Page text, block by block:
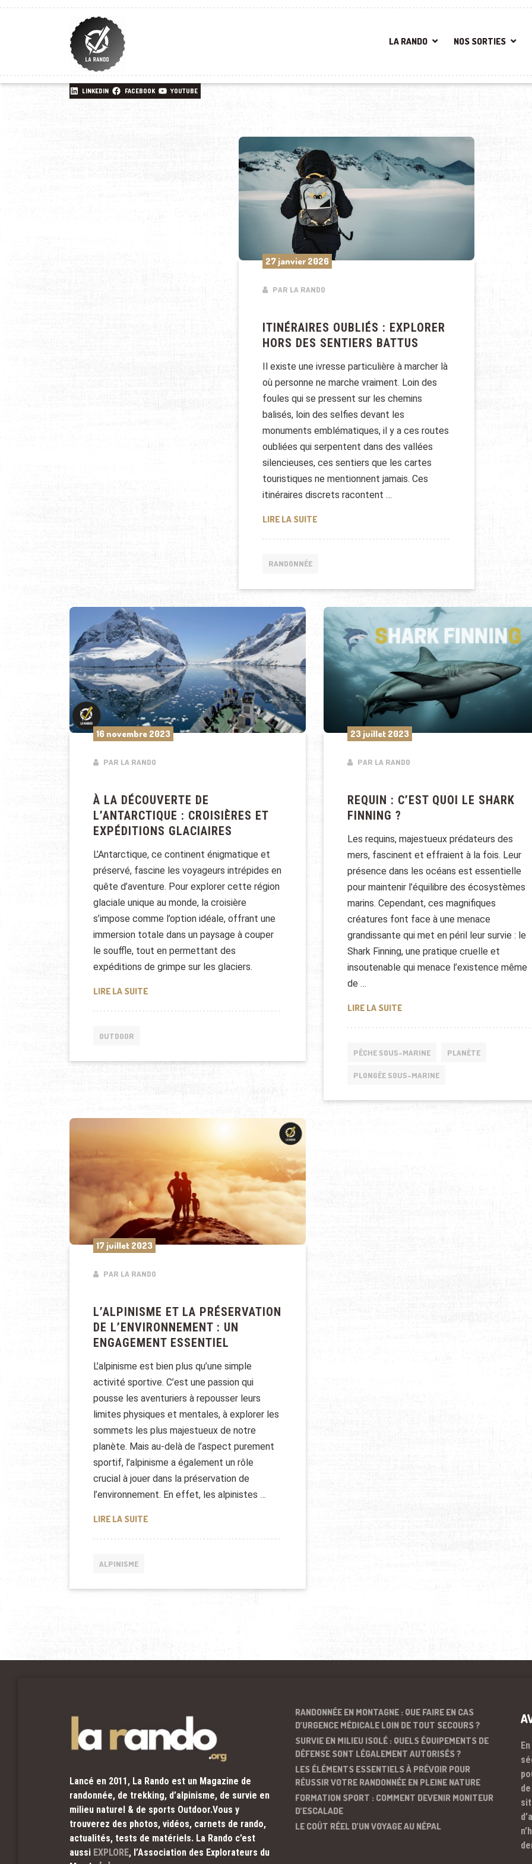
LA RANDO NOS SORTIES
LINKEDIN FACEBOOK YOUTUBE
27 janvier 2026
PAR LA RANDO
ITINÉRAIRES OUBLIÉS : EXPLORER
HORS DES SENTIERS BATTUS
Il existe une ivresse particulière à marcher là
où personne ne marche vraiment. Loin des
foules qui se pressent sur les chemins
balisés, loin des selfies devant les
monuments emblématiques, il y a ces routes
oubliées qui serpentent dans des vallées
silencieuses, ces sentiers que les cartes
touristiques ne mentionnent jamais. Ces
itinéraires discrets racontent …
LIRE LA SUITEITINÉRAIRES OUBLIÉS : EXPLORER HORS DES
RANDONNÉE
16 novembre 2023
PAR LA RANDO
À LA DÉCOUVERTE DE
L’ANTARCTIQUE : CROISIÈRES ET
EXPÉDITIONS GLACIAIRES
L’Antarctique, ce continent énigmatique et
préservé, fascine les voyageurs intrépides en
quête d’aventure. Pour explorer cette région
glaciale unique au monde, la croisière
s’impose comme l’option idéale, offrant une
immersion totale dans un paysage à couper
le souffle, tout en permettant des
expéditions de grimpe sur les glaciers.
LIRE LA SUITEÀ LA DÉCOUVERTE DE L’ANTARCTIQUE : CROISIÈRES ET EXPÉDITIONS GLACIAIRES
OUTDOOR
23 juillet 2023
PAR LA RANDO
REQUIN : C’EST QUOI LE SHARK
FINNING ?
Les requins, majestueux prédateurs des
mers, fascinent et effraient à la fois. Leur
présence dans les océans est essentielle
pour maintenir l’équilibre des écosystèmes
marins. Cependant, ces magnifiques
créatures font face à une menace
grandissante qui met en péril leur survie : le
Shark Finning, une pratique cruelle et
insoutenable qui menace l’existence même
de …
LIRE LA SUITEREQUIN : C’EST QUOI LE SHARK
PÊCHE SOUS-MARINE PLANÈTE
PLONGÉE SOUS-MARINE
17 juillet 2023
PAR LA RANDO
L’ALPINISME ET LA PRÉSERVATION
DE L’ENVIRONNEMENT : UN
ENGAGEMENT ESSENTIEL
L’alpinisme est bien plus qu’une simple
activité sportive. C’est une passion qui
pousse les aventuriers à repousser leurs
limites physiques et mentales, à explorer les
sommets les plus majestueux de notre
planète. Mais au-delà de l’aspect purement
sportif, l’alpinisme a également un rôle
crucial à jouer dans la préservation de
l’environnement. En effet, les alpinistes …
LIRE LA SUITEL’ALPINISME ET LA PRÉSERVATION DE L’ENVIRONNEMENT : UN ENGAGEMENT ESSENTIEL
ALPINISME
Lancé en 2011, La Rando est un Magazine de
randonnée, de trekking, d’alpinisme, de survie en
milieu naturel & de sports Outdoor.Vous y
trouverez des photos, vidéos, carnets de rando,
actualités, tests de matériels. La Rando c’est
aussi EXPLORE, l’Association des Explorateurs du
RANDONNÉE EN MONTAGNE : QUE FAIRE EN CAS
D’URGENCE MÉDICALE LOIN DE TOUT SECOURS ?
SURVIE EN MILIEU ISOLÉ : QUELS ÉQUIPEMENTS DE
DÉFENSE SONT LÉGALEMENT AUTORISÉS ?
LES ÉLÉMENTS ESSENTIELS À PRÉVOIR POUR
RÉUSSIR VOTRE RANDONNÉE EN PLEINE NATURE
FORMATION SPORT : COMMENT DEVENIR MONITEUR
D’ESCALADE
LE COÛT RÉEL D’UN VOYAGE AU NÉPAL